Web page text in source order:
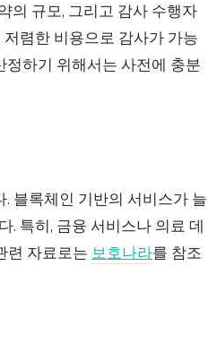
의 규모, 그리고 감사 수행자
렴한 비용으로 감사가 가능
하기 위해서는 사전에 충분
블록체인 기반의 서비스가 늘
. 특히, 금융 서비스나 의료 데
련 자료로는 보호나라를 참조